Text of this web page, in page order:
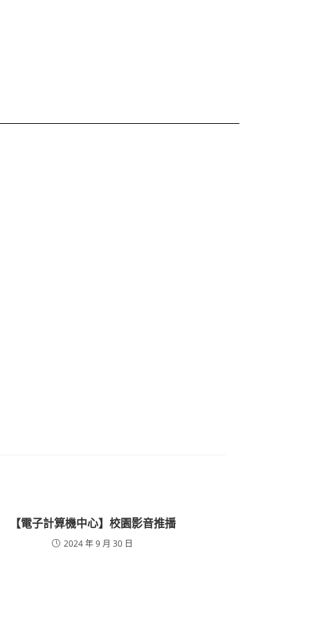
【電子計算機中心】校園影音推播
2024 年 9 月 30 日